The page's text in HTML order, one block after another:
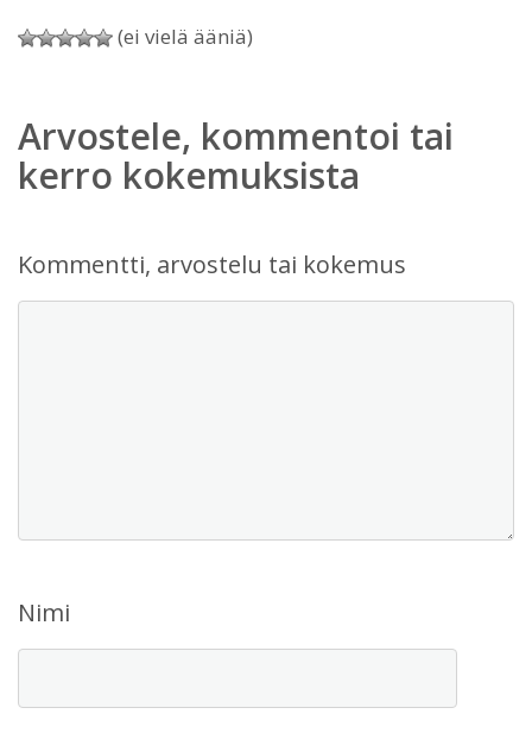
(ei vielä ääniä)
Arvostele, kommentoi tai
kerro kokemuksista
Kommentti, arvostelu tai kokemus
Nimi